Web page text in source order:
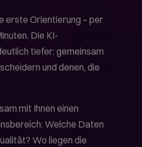
erste Orientierung – per
Die KI-
tiefer: gemeinsam
und denen, die
mit Ihnen einen
Welche Daten
Wo liegen die